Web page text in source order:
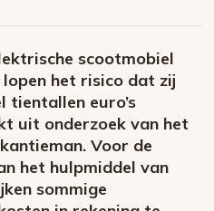
scootmobiel
het risico dat zij
tientallen euro’s
uit onderzoek van het
Voor de
het hulpmiddel van
sommige